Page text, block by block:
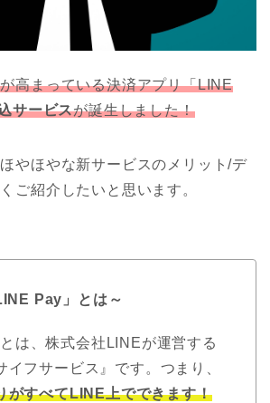
高まっている決済アプリ「LINE
サービスが誕生しました！
やほやな新サービスのメリット/デ
ご紹介したいと思います。
Pay」とは～
は、株式会社LINEが運営する
イフサービス』です。つまり、
がすべてLINE上でできます！